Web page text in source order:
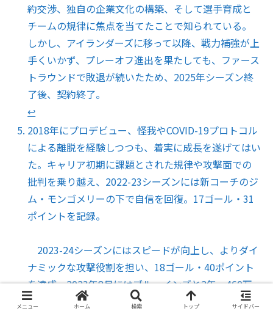
約交渉、独自の企業文化の構築、そして選手育成と
チームの規律に焦点を当てたことで知られている。
しかし、アイランダーズに移って以降、戦力補強が上
手くいかず、プレーオフ進出を果たしても、ファース
トラウンドで敗退が続いたため、2025年シーズン終
了後、契約終了。
↩︎
2018年にプロデビュー、怪我やCOVID-19プロトコル
による離脱を経験しつつも、着実に成長を遂げてはい
た。キャリア初期に課題とされた規律や攻撃面での
批判を乗り越え、2022-23シーズンには新コーチのジ
ム・モンゴメリーの下で自信を回復。17ゴール・31
ポイントを記録。
2023-24シーズンにはスピードが向上し、よりダイ
ナミックな攻撃役割を担い、18ゴール・40ポイント
を達成。2023年8月にはブルーインズと2年・460万
ドルの契約延長にサイン。しかし、それ以降、急激に
メニュー ホーム 検索 トップ サイドバー